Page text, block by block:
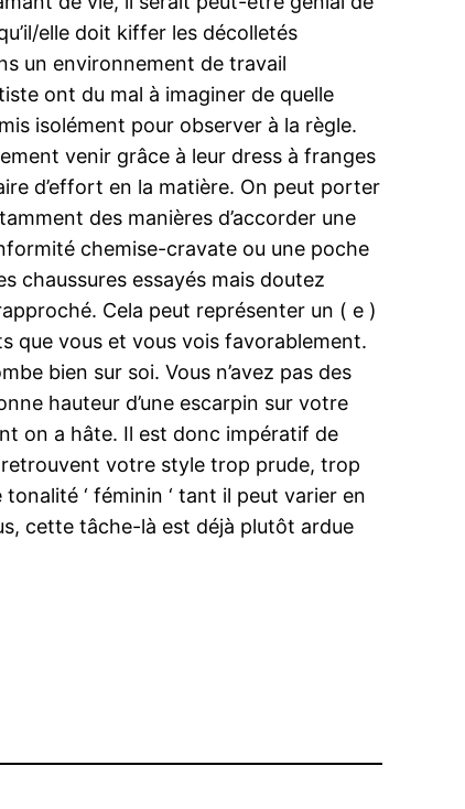
elle doit kiffer les décolletés
un environnement de travail
ont du mal à imaginer de quelle
isolément pour observer à la règle.
venir grâce à leur dress à franges
d’effort en la matière. On peut porter
des manières d’accorder une
chemise-cravate ou une poche
chaussures essayés mais doutez
Cela peut représenter un ( e )
que vous et vous vois favorablement.
bien sur soi. Vous n’avez pas des
hauteur d’une escarpin sur votre
on a hâte. Il est donc impératif de
votre style trop prude, trop
‘ féminin ‘ tant il peut varier en
cette tâche-là est déjà plutôt ardue